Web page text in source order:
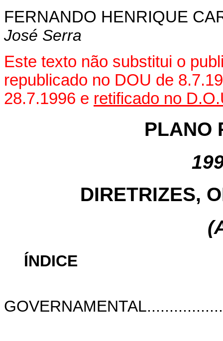
FERNANDO HENRIQUE
José Serra
Este texto não substitui o
republicado no DOU de
28.7.1996 e retificado no
PLANO
DIRETRIZES,
ÍNDICE